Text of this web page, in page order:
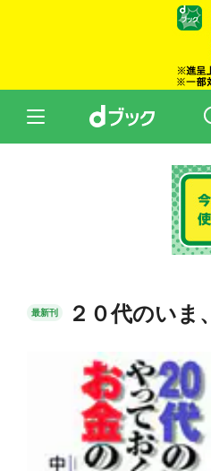
最新刊 ２０代のいま